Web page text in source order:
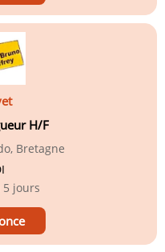
H/F
Bretagne
5 jours